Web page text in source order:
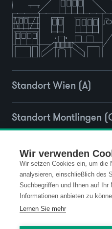
Wir verwenden
Wir setzen Cookies ein, um die
analysieren, einschließlich des
Suchbegriffen und Ihnen auf Ihr
Informationen anbieten zu
Lernen Sie mehr
Standort Wien (A)
Standort Montlingen
Standort Vaduz (FL)
Standort Ravensburg